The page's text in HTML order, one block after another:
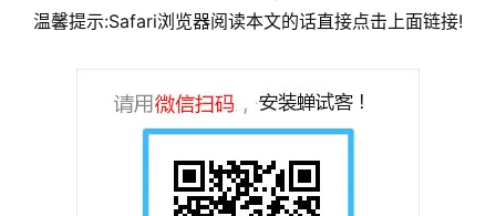
温馨提示:Safari浏览器阅读本文的话直接点击上面链接!